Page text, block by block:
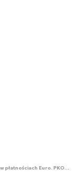
Rewolucja w płatnościach Euro. PKO Bank Polski wprowadził natychmiastowe przelewy SEPA dla biznesu